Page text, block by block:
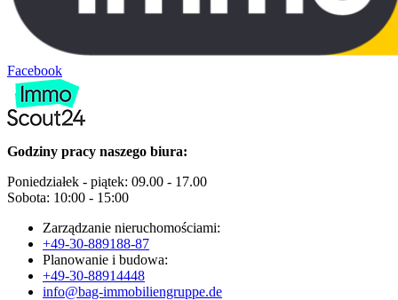
Facebook
Godziny pracy naszego biura:
Poniedziałek - piątek: 09.00 - 17.00
Sobota: 10:00 - 15:00
Zarządzanie nieruchomościami:
+49-30-889188-87
Planowanie i budowa:
+49-30-88914448
info@bag-immobiliengruppe.de